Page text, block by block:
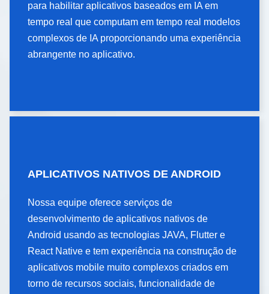
para habilitar aplicativos baseados em IA em
tempo real que computam em tempo real modelos
complexos de IA proporcionando uma experiência
abrangente no aplicativo.
para habilitar aplicativos baseados em IA em
tempo real que computam em tempo real modelos
complexos de IA proporcionando uma experiência
abrangente no aplicativo.
APLICATIVOS NATIVOS DE ANDROID
Nossa equipe oferece serviços de
desenvolvimento de aplicativos nativos de
Android usando as tecnologias JAVA, Flutter e
React Native e tem experiência na construção de
aplicativos mobile muito complexos criados em
torno de recursos sociais, funcionalidade de
APLICATIVOS NATIVOS DE
Nossa equipe oferece serviços de
desenvolvimento de aplicativos nativos de
Android usando as tecnologias JAVA, Flutter e
React Native e tem experiência na construção de
aplicativos mobile muito complexos criados em